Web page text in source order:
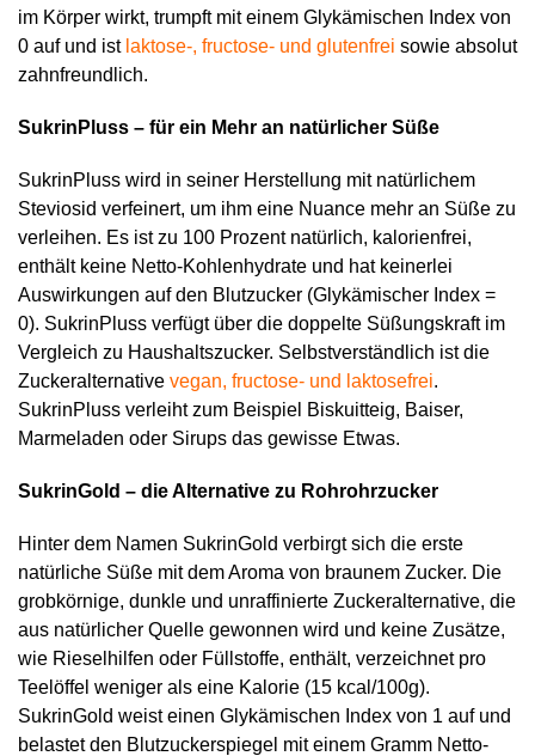
im Körper wirkt, trumpft mit einem Glykämischen Index von
0 auf und istlaktose-, fructose- und glutenfrei sowie absolut
zahnfreundlich.
SukrinPluss – für ein Mehr an natürlicher Süße
SukrinPluss wird in seiner Herstellung mit natürlichem
Steviosid verfeinert, um ihm eine Nuance mehr an Süße zu
verleihen. Es ist zu 100 Prozent natürlich, kalorienfrei,
enthält keine Netto-Kohlenhydrate und hat keinerlei
Auswirkungen auf den Blutzucker (Glykämischer Index =
0). SukrinPluss verfügt über die doppelte Süßungskraft im
Vergleich zu Haushaltszucker. Selbstverständlich ist die
Zuckeralternative vegan, fructose- und laktosefrei.
SukrinPluss verleiht zum Beispiel Biskuitteig, Baiser,
Marmeladen oder Sirups das gewisse Etwas.
SukrinGold – die Alternative zu Rohrohrzucker
Hinter dem Namen SukrinGold verbirgt sich die erste
natürliche Süße mit dem Aroma von braunem Zucker. Die
grobkörnige, dunkle und unraffinierte Zuckeralternative, die
aus natürlicher Quelle gewonnen wird und keine Zusätze,
wie Rieselhilfen oder Füllstoffe, enthält, verzeichnet pro
Teelöffel weniger als eine Kalorie (15 kcal/100g).
SukrinGold weist einen Glykämischen Index von 1 auf und
belastet den Blutzuckerspiegel mit einem Gramm Netto-